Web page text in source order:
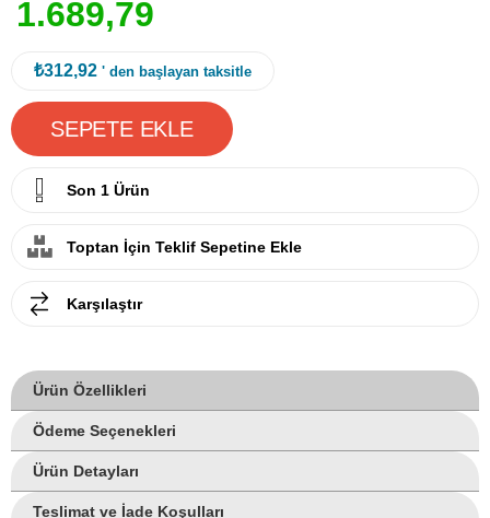
1.689,79
₺312,92 ' den başlayan taksitle
Son 1 Ürün
Toptan İçin Teklif Sepetine Ekle
Karşılaştır
Ürün Özellikleri
Ödeme Seçenekleri
Ürün Detayları
Teslimat ve İade Koşulları